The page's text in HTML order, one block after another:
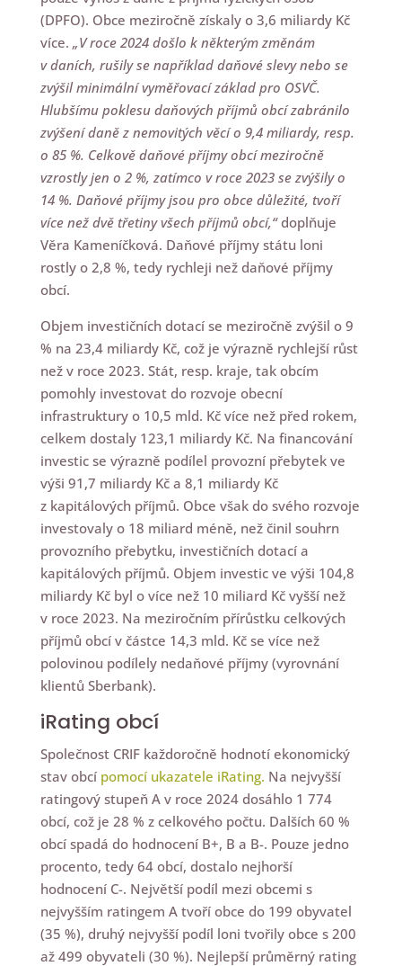
(DPFO). Obce meziročně získaly o 3,6 miliardy Kč
více. „V roce 2024 došlo k některým změnám
v daních, rušily se například daňové slevy nebo se
zvýšil minimální vyměřovací základ pro OSVČ.
Hlubšímu poklesu daňových příjmů obcí zabránilo
zvýšení daně z nemovitých věcí o 9,4 miliardy, resp.
o 85 %. Celkově daňové příjmy obcí meziročně
vzrostly jen o 2 %, zatímco v roce 2023 se zvýšily o
14 %. Daňové příjmy jsou pro obce důležité, tvoří
více než dvě třetiny všech příjmů obcí,“ doplňuje
Věra Kameníčková. Daňové příjmy státu loni
rostly o 2,8 %, tedy rychleji než daňové příjmy
obcí.
Objem investičních dotací se meziročně zvýšil o 9
% na 23,4 miliardy Kč, což je výrazně rychlejší růst
než v roce 2023. Stát, resp. kraje, tak obcím
pomohly investovat do rozvoje obecní
infrastruktury o 10,5 mld. Kč více než před rokem,
celkem dostaly 123,1 miliardy Kč. Na financování
investic se výrazně podílel provozní přebytek ve
výši 91,7 miliardy Kč a 8,1 miliardy Kč
z kapitálových příjmů. Obce však do svého rozvoje
investovaly o 18 miliard méně, než činil souhrn
provozního přebytku, investičních dotací a
kapitálových příjmů. Objem investic ve výši 104,8
miliardy Kč byl o více než 10 miliard Kč vyšší než
v roce 2023. Na meziročním přírůstku celkových
příjmů obcí v částce 14,3 mld. Kč se více než
polovinou podílely nedaňové příjmy (vyrovnání
klientů Sberbank).
iRating obcí
Společnost CRIF každoročně hodnotí ekonomický
stav obcí pomocí ukazatele iRating. Na nejvyšší
ratingový stupeň A v roce 2024 dosáhlo 1 774
obcí, což je 28 % z celkového počtu. Dalších 60 %
obcí spadá do hodnocení B+, B a B-. Pouze jedno
procento, tedy 64 obcí, dostalo nejhorší
hodnocení C-. Největší podíl mezi obcemi s
nejvyšším ratingem A tvoří obce do 199 obyvatel
(35 %), druhý nejvyšší podíl loni tvořily obce s 200
až 499 obyvateli (30 %). Nejlepší průměrný rating